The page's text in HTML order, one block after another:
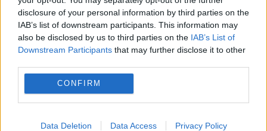
disclosure of your personal information by third parties on the
IAB’s list of downstream participants. This information may
also be disclosed by us to third parties on the IAB’s List of
Downstream Participants that may further disclose it to other
CONFIRM
Data Deletion Data Access Privacy Policy
campaniile online și contribuie la crearea
unei experiențe de brand coerente.
Ele pot fi integrate în pachete
promoționale, evenimente sau întâlniri de
business, ajutând la consolidarea relațiilor
cu clienții și partenerii.